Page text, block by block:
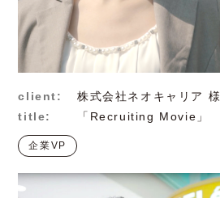
client:
株式会社ネオキャリア 様
title:
「Recruiting Movie」
企業VP